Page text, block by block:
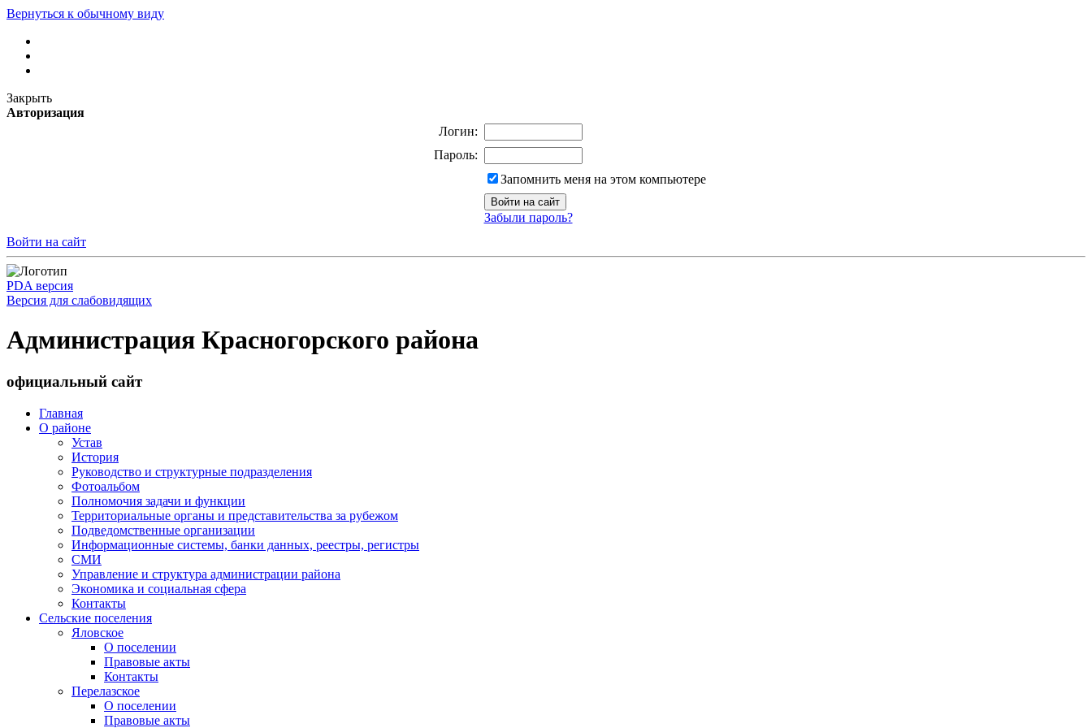
Вернуться к обычному виду
Закрыть
Авторизация
Логин:
Пароль:
Запомнить меня на этом компьютере
Забыли пароль?
Войти на сайт
PDA версия
Версия для слабовидящих
Администрация Красногорского района
официальный сайт
Главная
О районе
Устав
История
Руководство и структурные подразделения
Фотоальбом
Полномочия задачи и функции
Территориальные органы и представительства за рубежом
Подведомственные организации
Информационные системы, банки данных, реестры, регистры
СМИ
Управление и структура администрации района
Экономика и социальная сфера
Контакты
Сельские поселения
Яловское
О поселении
Правовые акты
Контакты
Перелазское
О поселении
Правовые акты